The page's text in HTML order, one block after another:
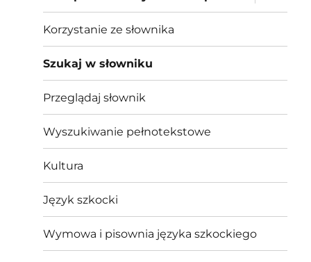
menu
Korzystanie ze słownika
Szukaj w słowniku
Przeglądaj słownik
Wyszukiwanie pełnotekstowe
Kultura
Język szkocki
Wymowa i pisownia języka szkockiego